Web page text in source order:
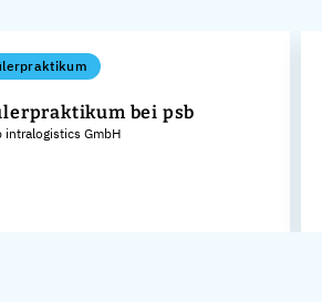
bei psb
intralogistics GmbH